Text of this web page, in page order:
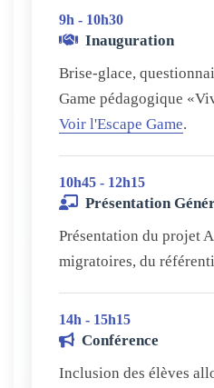
9h - 10h30
Inauguration
Brise-glace,
Game pédagogique
Voir l'Escape Game.
10h45 - 12h15
Présentation
Présentation du projet
migratoires, du
14h - 15h15
Conférence
Inclusion des élèves